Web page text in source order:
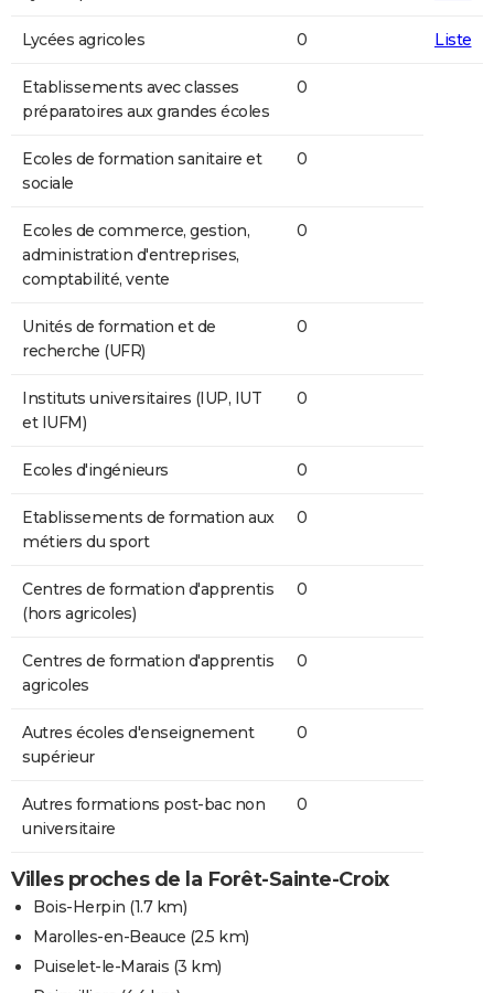
Lycées agricoles 0 Liste
Etablissements avec classes
préparatoires aux grandes écoles
0
Ecoles de formation sanitaire et
sociale
0
Ecoles de commerce, gestion,
administration d'entreprises,
comptabilité, vente
0
Unités de formation et de
recherche (UFR)
0
Instituts universitaires (IUP, IUT
et IUFM)
0
Ecoles d'ingénieurs 0
Etablissements de formation aux
métiers du sport
0
Centres de formation d'apprentis
(hors agricoles)
0
Centres de formation d'apprentis
agricoles
0
Autres écoles d'enseignement
supérieur
0
Autres formations post-bac non
universitaire
0
Villes proches de la Forêt-Sainte-Croix
Bois-Herpin (1.7 km)
Marolles-en-Beauce (2.5 km)
Puiselet-le-Marais (3 km)